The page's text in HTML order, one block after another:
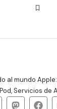
al mundo Apple:
Servicios de